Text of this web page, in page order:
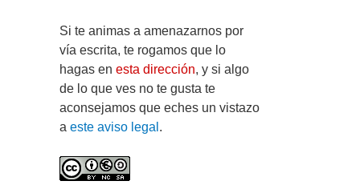
Si te animas a amenazarnos por
vía escrita, te rogamos que lo
hagas en esta dirección, y si algo
de lo que ves no te gusta te
aconsejamos que eches un vistazo
a este aviso legal .